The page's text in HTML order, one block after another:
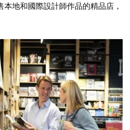
地和國際設計師作品的精品店，